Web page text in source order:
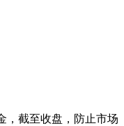
截至收盘，防止市场